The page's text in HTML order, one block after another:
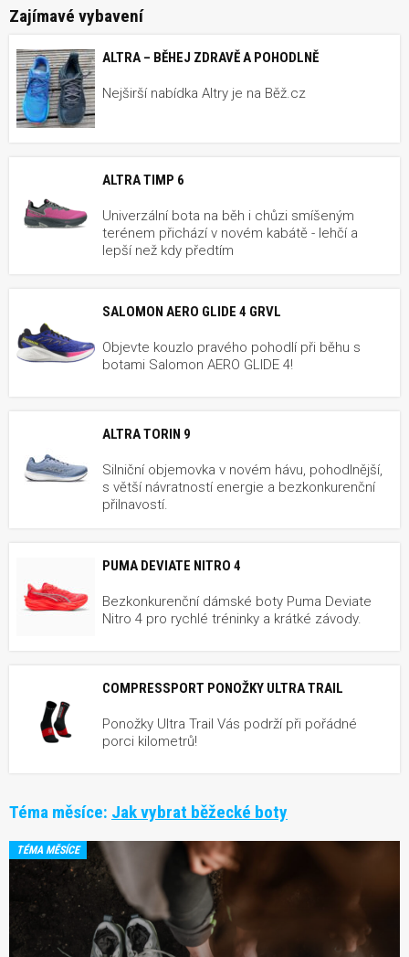
Zajímavé vybavení
ALTRA – BĚHEJ ZDRAVĚ A POHODLNĚ
Nejširší nabídka Altry je na Běž.cz
ALTRA TIMP 6
Univerzální bota na běh i chůzi smíšeným
terénem přichází v novém kabátě - lehčí a
lepší než kdy předtím
SALOMON AERO GLIDE 4 GRVL
Objevte kouzlo pravého pohodlí při běhu s
botami Salomon AERO GLIDE 4!
ALTRA TORIN 9
Silniční objemovka v novém hávu, pohodlnější,
s větší návratností energie a bezkonkurenční
přilnavostí.
PUMA DEVIATE NITRO 4
Bezkonkurenční dámské boty Puma Deviate
Nitro 4 pro rychlé tréninky a krátké závody.
COMPRESSPORT PONOŽKY ULTRA TRAIL
Ponožky Ultra Trail Vás podrží při pořádné
porci kilometrů!
Téma měsíce: Jak vybrat běžecké boty
TÉMA MĚSÍCE